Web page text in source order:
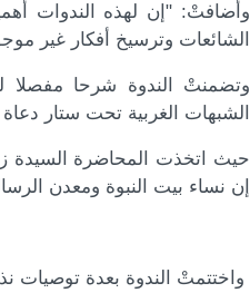
وأضافتْ: "إن لهذه الندوات
الشائعات وترسيخ أفكار غير
وتضمنتْ الندوة شرحا مفصلا
الشبهات الغربية تحت ستار
حيث اتخذت المحاضرة السيدة
إن نساء بيت النبوة ومعدن
واختتمتْ الندوة بعدة توصيات